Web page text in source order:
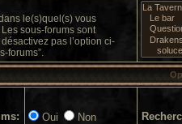
le(s)quel(s) vous
sous-forums sont
pas l’option ci-
forums”.
Oui Non